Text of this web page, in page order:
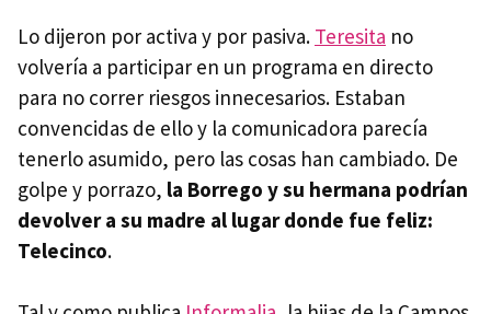
Lo dijeron por activa y por pasiva. Teresita no
volvería a participar en un programa en directo
para no correr riesgos innecesarios. Estaban
convencidas de ello y la comunicadora parecía
tenerlo asumido, pero las cosas han cambiado. De
golpe y porrazo, la Borrego y su hermana podrían
devolver a su madre al lugar donde fue feliz:
Telecinco.